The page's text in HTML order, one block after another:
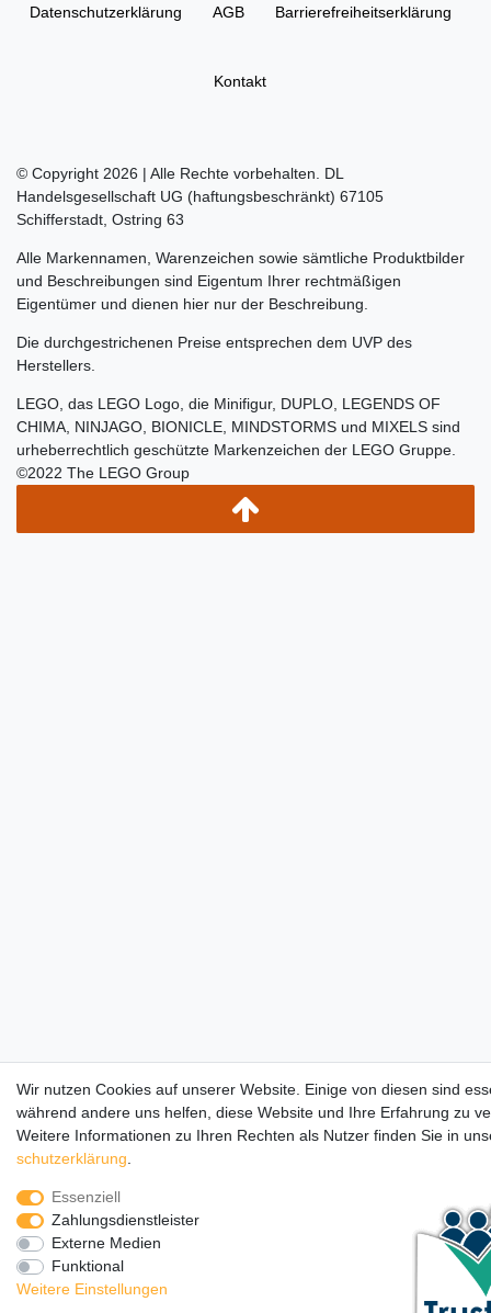
Daten­schutz­erklärung AGB Barrierefreiheitserklärung
Kontakt
© Copyright 2026 | Alle Rechte vorbehalten. DL
Handelsgesellschaft UG (haftungsbeschränkt) 67105
Schifferstadt, Ostring 63
Alle Markennamen, Warenzeichen sowie sämtliche Produktbilder
und Beschreibungen sind Eigentum Ihrer rechtmäßigen
Eigentümer und dienen hier nur der Beschreibung.
Die durchgestrichenen Preise entsprechen dem UVP des
Herstellers.
LEGO, das LEGO Logo, die Minifigur, DUPLO, LEGENDS OF
CHIMA, NINJAGO, BIONICLE, MINDSTORMS und MIXELS sind
urheberrechtlich geschützte Markenzeichen der LEGO Gruppe.
©2022 The LEGO Group
Wir nutzen Cookies auf unserer Website. Einige von diesen sind
während andere uns helfen, diese Website und Ihre Erfahrung zu
Weitere Informationen zu Ihren Rechten als Nutzer finden Sie in
schutz­erklärung
Essenziell
Zahlungsdienstleister
Externe Medien
Funktional
Weitere Einstellungen